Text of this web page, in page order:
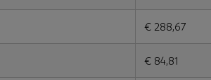
€ 288,67
€ 84,81